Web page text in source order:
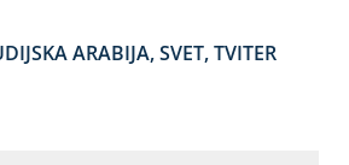
ARABIJA,SVET,TVITER